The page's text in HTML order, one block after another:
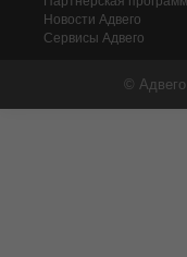
Новости Адвего
Сервисы Адвего
©